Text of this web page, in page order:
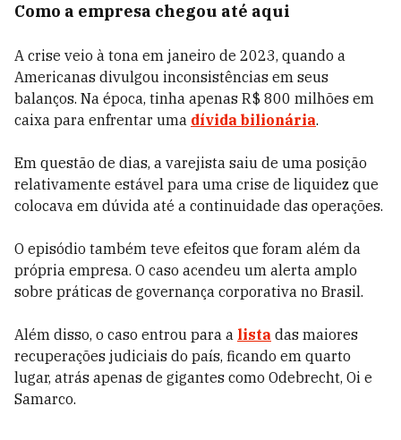
Como a empresa chegou até aqui
A crise veio à tona em janeiro de 2023, quando a
Americanas divulgou inconsistências em seus
balanços. Na época, tinha apenas R$ 800 milhões em
caixa para enfrentar uma dívida bilionária.
Em questão de dias, a varejista saiu de uma posição
relativamente estável para uma crise de liquidez que
colocava em dúvida até a continuidade das operações.
O episódio também teve efeitos que foram além da
própria empresa. O caso acendeu um alerta amplo
sobre práticas de governança corporativa no Brasil.
Além disso, o caso entrou para a lista das maiores
recuperações judiciais do país, ficando em quarto
lugar, atrás apenas de gigantes como Odebrecht, Oi e
Samarco.